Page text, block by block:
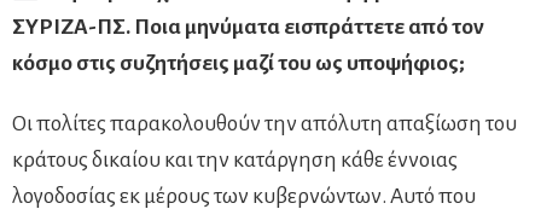
ΣΥΡΙΖΑ-ΠΣ. Ποια μηνύματα εισπράττετε από τον
κόσμο στις συζητήσεις μαζί του ως υποψήφιος;
Οι πολίτες παρακολουθούν την απόλυτη απαξίωση του
κράτους δικαίου και την κατάργηση κάθε έννοιας
λογοδοσίας εκ μέρους των κυβερνώντων. Αυτό που